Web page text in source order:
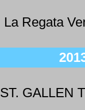
La Regata
ST. GALLEN